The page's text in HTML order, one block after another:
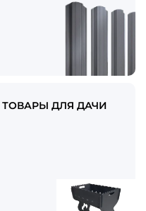
ТОВАРЫ ДЛЯ ДАЧИ